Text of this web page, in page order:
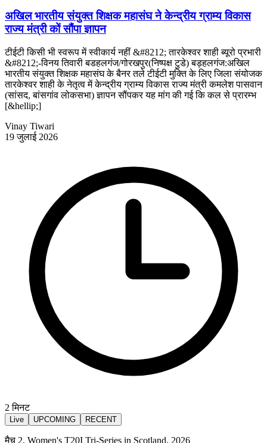
अखिल भारतीय संयुक्त शिक्षक महासंघ ने केन्द्रीय ग्राम्य विकास
राज्य मंत्री कों सौंपा ज्ञापन
टीईटी किसी भी स्वरूप में स्वीकार्य नहीं &#8212; तारकेश्वर शाही ब्यूरो प्रभारी
&#8212;-विनय तिवारी बडहलगंज/गोरखपुर(निष्पक्ष टुडे) बड़हलगंज:अखिल
भारतीय संयुक्त शिक्षक महासंघ के बैनर तले टीईटी मुक्ति के लिए जिला संयोजक
तारकेश्वर शाही के नेतृत्व में केन्द्रीय ग्राम्य विकास राज्य मंत्री कमलेश पासवान
(सांसद, बांसगांव लोकसभा) ज्ञापन सौंपकर यह मांग की गई कि कल से प्रारम्भ
[&hellip;]
Vinay Tiwari
19 जुलाई 2026
2 मिनट
Live UPCOMING RECENT
मैच 2, Women's T20I Tri-Series in Scotland, 2026